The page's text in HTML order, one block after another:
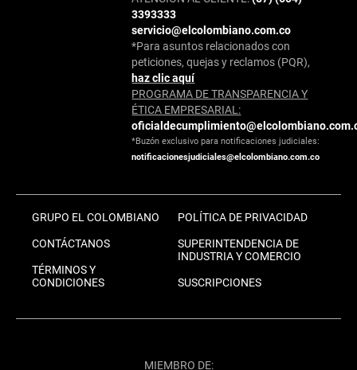
3393333
servicio@elcolombiano.com.co
*Para asuntos relacionados con
peticiones, quejas y reclamos (PQR),
haz clic aquí
PROGRAMA DE TRANSPARENCIA Y
ÉTICA EMPRESARIAL:
*Buzón exclusivo para notificaciones judiciales:
notificacionesjudiciales@elcolombiano.com.co
GRUPO EL COLOMBIANO
CONTÁCTANOS
TÉRMINOS Y
CONDICIONES
POLÍTICA DE PRIVACIDAD
SUPERINTENDENCIA DE
INDUSTRIA Y COMERCIO
SUSCRIPCIONES
MIEMBRO DE: